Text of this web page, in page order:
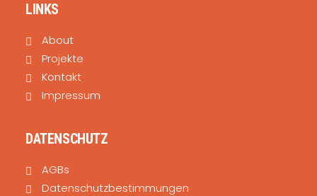
LINKS
About
Projekte
Kontakt
Impressum
DATENSCHUTZ
AGBs
Datenschutzbestimmungen